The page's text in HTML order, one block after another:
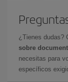
¿Tienes dudas?
sobre
necesitas para
específicos